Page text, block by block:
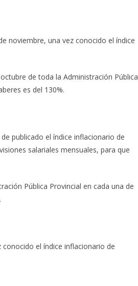
noviembre, una vez conocido el índice
de toda la Administración Pública
es del 130%.
publicado el índice inflacionario de
salariales mensuales, para que
Pública Provincial en cada una de
el índice inflacionario de